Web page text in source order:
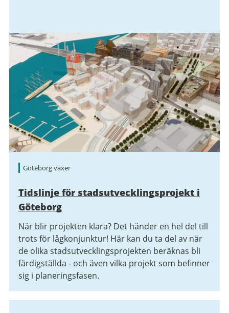
Göteborg växer
Tidslinje för stadsutvecklingsprojekt i
Göteborg
När blir projekten klara? Det händer en hel del till
trots för lågkonjunktur! Här kan du ta del av när
de olika stadsutvecklingsprojekten beräknas bli
färdigställda - och även vilka projekt som befinner
sig i planeringsfasen.